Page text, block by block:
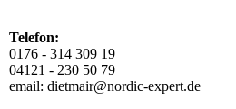
Telefon:
0176 - 314 309 19
04121 - 230 50 79
email: dietmair@nordic-expert.de